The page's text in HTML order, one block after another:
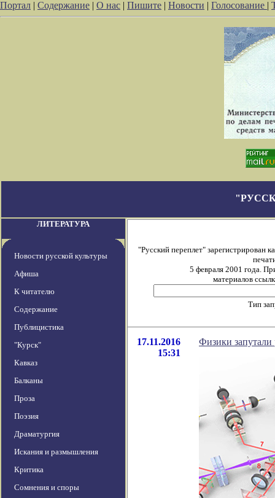
Портал | Содержание | О нас | Пишите | Новости | Голосование |
ЛИТЕРАТУРА
Новости русской культуры
Афиша
К читателю
Содержание
Публицистика
"Курск"
Кавказ
Балканы
Проза
Поэзия
Драматургия
Искания и размышления
Критика
Сомнения и споры
"Русский переплет" зарегистрирован
5 февраля 2001 года.
материалов
Тип
17.11.2016
15:31
Физики запутали